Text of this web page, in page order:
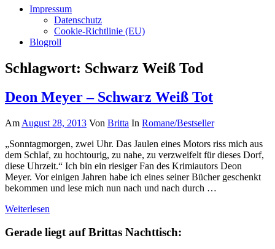
Impressum
Datenschutz
Cookie-Richtlinie (EU)
Blogroll
Schlagwort: Schwarz Weiß Tod
Deon Meyer – Schwarz Weiß Tot
Am August 28, 2013 Von Britta In Romane/Bestseller
„Sonntagmorgen, zwei Uhr. Das Jaulen eines Motors riss mich aus
dem Schlaf, zu hochtourig, zu nahe, zu verzweifelt für dieses Dorf,
diese Uhrzeit.“ Ich bin ein riesiger Fan des Krimiautors Deon
Meyer. Vor einigen Jahren habe ich eines seiner Bücher geschenkt
bekommen und lese mich nun nach und nach durch …
Weiterlesen
Gerade liegt auf Brittas Nachttisch: